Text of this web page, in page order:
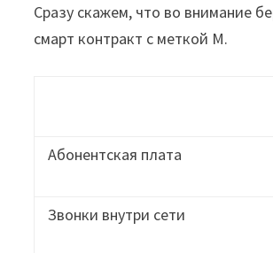
Сразу скажем, что во внимание
смарт контракт с меткой M.
Абонентская плата
Звонки внутри сети